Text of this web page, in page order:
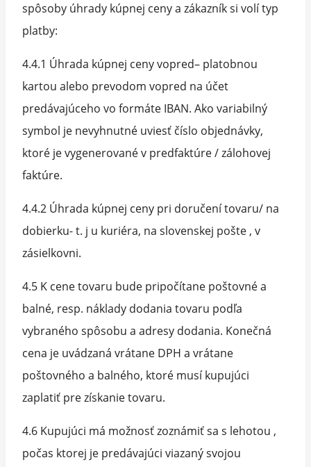
spôsoby úhrady kúpnej ceny a zákazník si volí typ
platby:
4.4.1 Úhrada kúpnej ceny vopred– platobnou
kartou alebo prevodom vopred na účet
predávajúceho vo formáte IBAN. Ako variabilný
symbol je nevyhnutné uviesť číslo objednávky,
ktoré je vygenerované v predfaktúre / zálohovej
faktúre.
4.4.2 Úhrada kúpnej ceny pri doručení tovaru/ na
dobierku- t. j u kuriéra, na slovenskej pošte , v
zásielkovni.
4.5 K cene tovaru bude pripočítane poštovné a
balné, resp. náklady dodania tovaru podľa
vybraného spôsobu a adresy dodania. Konečná
cena je uvádzaná vrátane DPH a vrátane
poštovného a balného, ktoré musí kupujúci
zaplatiť pre získanie tovaru.
4.6 Kupujúci má možnosť zoznámiť sa s lehotou ,
počas ktorej je predávajúci viazaný svojou